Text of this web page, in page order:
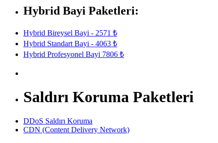
Hybrid Bayi Paketleri:
Hybrid Bireysel Bayi - 2571 ₺
Hybrid Standart Bayi - 4063 ₺
Hybrid Profesyonel Bayi 7806 ₺
Saldırı Koruma Paketleri
DDoS Saldırı Koruma
CDN (Content Delivery Network)